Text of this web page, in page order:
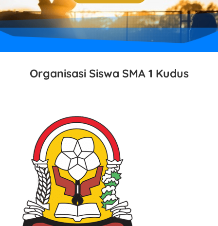
Organisasi Siswa SMA 1 Kudus